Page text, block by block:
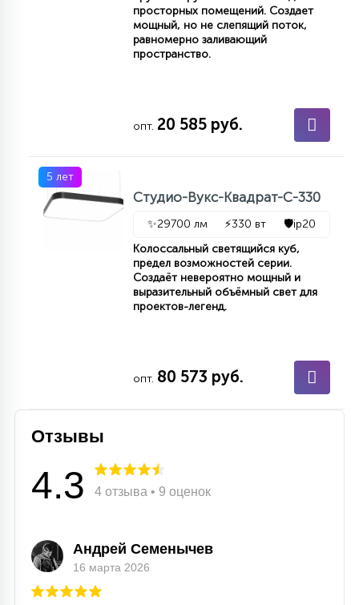
просторных помещений. Создает
мощный, но не слепящий поток,
равномерно заливающий
пространство.
опт. 20 585 руб.
5 лет
Студио-Вукс-Квадрат-С-330
✨29700 лм ⚡330 вт 🛡️ip20
Колоссальный светящийся куб,
предел возможностей серии.
Создаёт невероятно мощный и
выразительный объёмный свет для
проектов-легенд.
опт. 80 573 руб.
Отзывы
4.3 4 отзыва • 9 оценок
Андрей Семенычев
16 марта 2026